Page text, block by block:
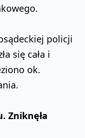
policji
się cała i
ok.
Zniknęła